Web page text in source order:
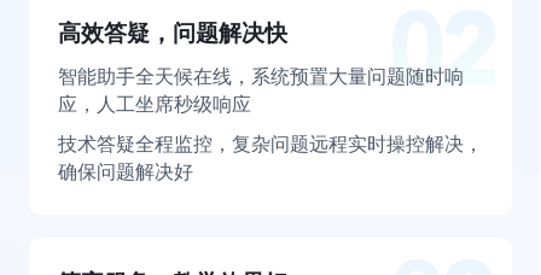
高效答疑，问题解决快
智能助手全天候在线，系统预置大量问题随时响
应，人工坐席秒级响应
技术答疑全程监控，复杂问题远程实时操控解决，
确保问题解决好